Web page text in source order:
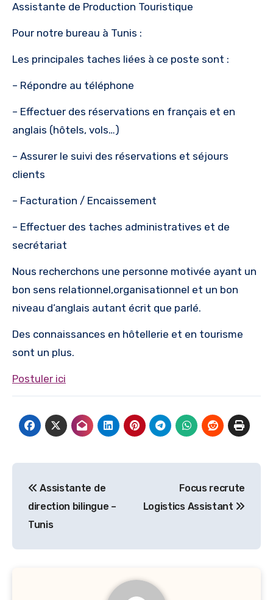
Assistante de Production Touristique
Pour notre bureau à Tunis :
Les principales taches liées à ce poste sont :
– Répondre au téléphone
– Effectuer des réservations en français et en
anglais (hôtels, vols…)
– Assurer le suivi des réservations et séjours
clients
– Facturation / Encaissement
– Effectuer des taches administratives et de
secrétariat
Nous recherchons une personne motivée ayant un
bon sens relationnel,organisationnel et un bon
niveau d’anglais autant écrit que parlé.
Des connaissances en hôtellerie et en tourisme
sont un plus.
Postuler ici
de
l’article
Assistante de
direction bilingue –
Tunis
Focus recrute
Logistics Assistant